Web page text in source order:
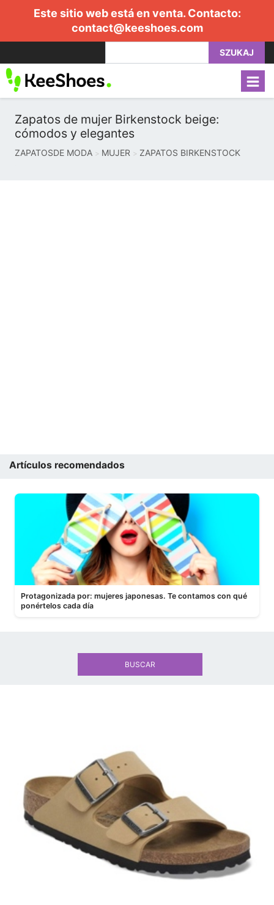
Este sitio web está en venta. Contacto:
contact@keeshoes.com
SZUKAJ
Zapatos de mujer Birkenstock beige:
cómodos y elegantes
ZAPATOSDE MODA MUJER ZAPATOS BIRKENSTOCK
Artículos recomendados
Protagonizada por: mujeres japonesas. Te contamos con qué
ponértelos cada día
BUSCAR